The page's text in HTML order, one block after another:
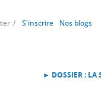
S'inscrire Nos blogs
► DOSSIER : LA